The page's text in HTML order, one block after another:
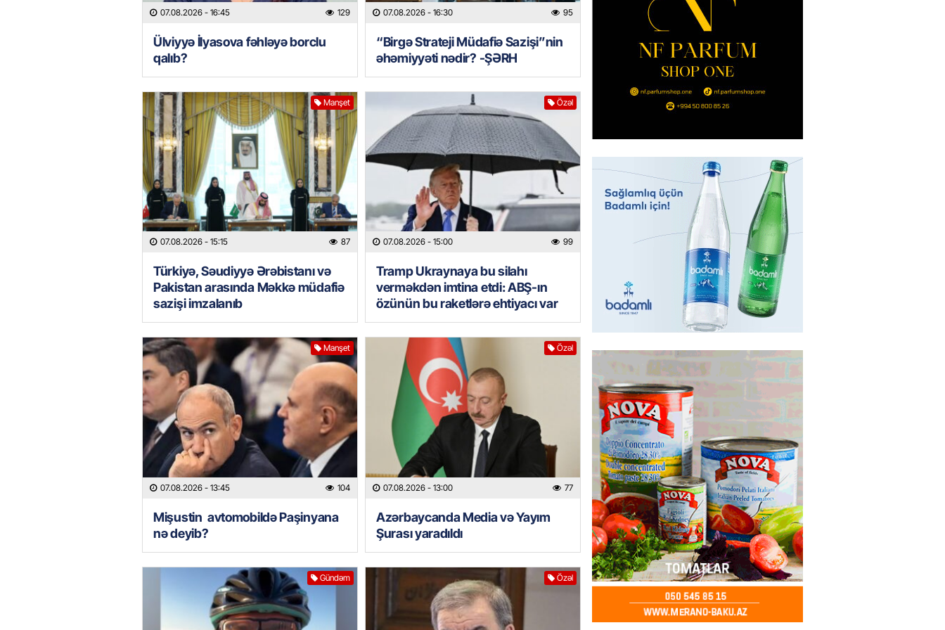
07.08.2026 - 16:45 129
Ülviyyə İlyasova fəhləyə borclu
qalıb?
07.08.2026 - 16:30 95
“Birgə Strateji Müdafiə Sazişi”nin
əhəmiyyəti nədir? -ŞƏRH
Manşet
07.08.2026 - 15:15 87
Türkiyə, Səudiyyə Ərəbistanı və
Pakistan arasında Məkkə müdafiə
sazişi imzalanıb
Özəl
07.08.2026 - 15:00 99
Tramp Ukraynaya bu silahı
verməkdən imtina etdi: ABŞ-ın
özünün bu raketlərə ehtiyacı var
Manşet
07.08.2026 - 13:45 104
Mişustin avtomobildə Paşinyana
nə deyib?
Özəl
07.08.2026 - 13:00 77
Azərbaycanda Media və Yayım
Şurası yaradıldı
Gündəm Özəl
- 14:00
Mişustin avtomobildə Paşinyana nə
07.08.2026 - 13:45
ilə bağlı SƏRƏNCAM
96
Prezidentdən Xəzər Fərhadov ilə bağlı
75
ÖZƏL
Azərbaycanda Media və Yayım Şurası
- 13:00 77
GÜNDƏM
Aytən Abdullayevaya yüksək vəzifə
verildi
07.08.2026- 12:45 94
GÜNDƏM
Paşinyan İssık-Kul gölündən gəzinti
videosunu paylaşıb
07.08.2026- 12:30 71
HADISƏ
Sabunçu rayonunda 70 min manat
dəyərində elektrik naqilləri oğurlayan
şəxs saxlanılıb